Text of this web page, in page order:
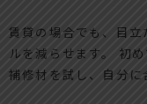
賃貸の場合でも、目
ルを減らせます。 初
補修材を試し、自分に